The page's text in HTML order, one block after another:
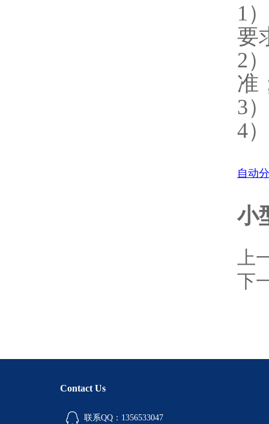
1
要
2
准
3
4
自动
小
上
下
Contact Us
联系QQ：1356533047